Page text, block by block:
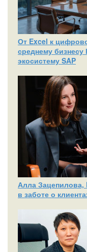
От Excel к
среднему
экосистему SAP
Алла Зацепилова,
в заботе о